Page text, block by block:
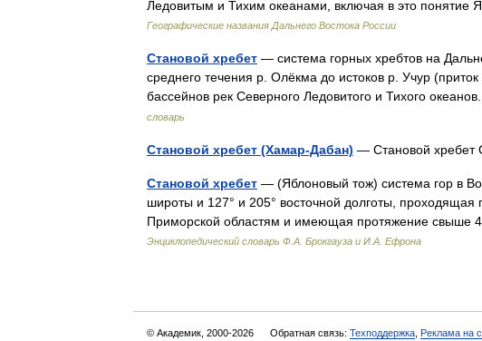
Ледовитым и Тихим океанами, включая в это
Географические названия Дальнего Востока России
Становой хребет — система горных хребтов на
среднего течения р. Олёкма до истоков р. Учур
бассейнов рек Северного Ледовитого и Тихого
словарь
Становой хребет (Хамар-Дабан) — Становой
Становой хребет — (Яблоновый тож) система гор в
широты и 127° и 205° восточной долготы, проходящая
Приморской областям и имеющая протяжение свыше
Энциклопедический словарь Ф.А. Брокгауза и И.А. Ефрона
© Академик, 2000-2026 Обратная связь: Техподдержка Реклама на